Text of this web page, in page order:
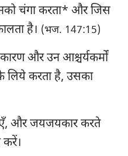
चंगा करता* और जिस
है। (भज. 147:15)
और उन आश्चर्यकर्मों
लिये करता है, उसका
और जयजयकार करते